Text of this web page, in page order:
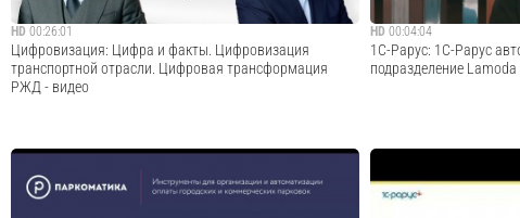
HD 00:26:01
Цифровизация: Цифра и факты. Цифровизация
транспортной отрасли. Цифровая трансформация
РЖД - видео
Программа «Цифра и факты» посвящена теме
HD 00:04:04
1С-Рарус: 1С-Рарус
подразделение
1С-Рарус